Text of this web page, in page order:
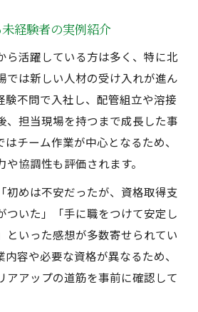
経験者の実例紹介
ら活躍している方は多く、特に北
では新しい人材の受け入れが進ん
験不問で入社し、配管組立や溶接
、担当現場を持つまで成長した事
チーム作業が中心となるため、
協調性も評価されます。
初めは不安だったが、資格取得支
ついた」「手に職をつけて安定し
といった感想が多数寄せられてい
容や必要な資格が異なるため、
アアップの道筋を事前に確認して